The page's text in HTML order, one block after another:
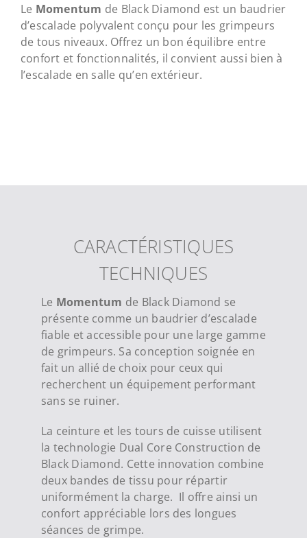
Le Momentum de Black Diamond est un baudrier
d’escalade polyvalent conçu pour les grimpeurs
de tous niveaux. Offrez un bon équilibre entre
confort et fonctionnalités, il convient aussi bien à
l’escalade en salle qu’en extérieur.
CARACTÉRISTIQUES
TECHNIQUES
Le Momentum de Black Diamond se
présente comme un baudrier d’escalade
fiable et accessible pour une large gamme
de grimpeurs. Sa conception soignée en
fait un allié de choix pour ceux qui
recherchent un équipement performant
sans se ruiner.
La ceinture et les tours de cuisse utilisent
la technologie Dual Core Construction de
Black Diamond. Cette innovation combine
deux bandes de tissu pour répartir
uniformément la charge. Il offre ainsi un
confort appréciable lors des longues
séances de grimpe.